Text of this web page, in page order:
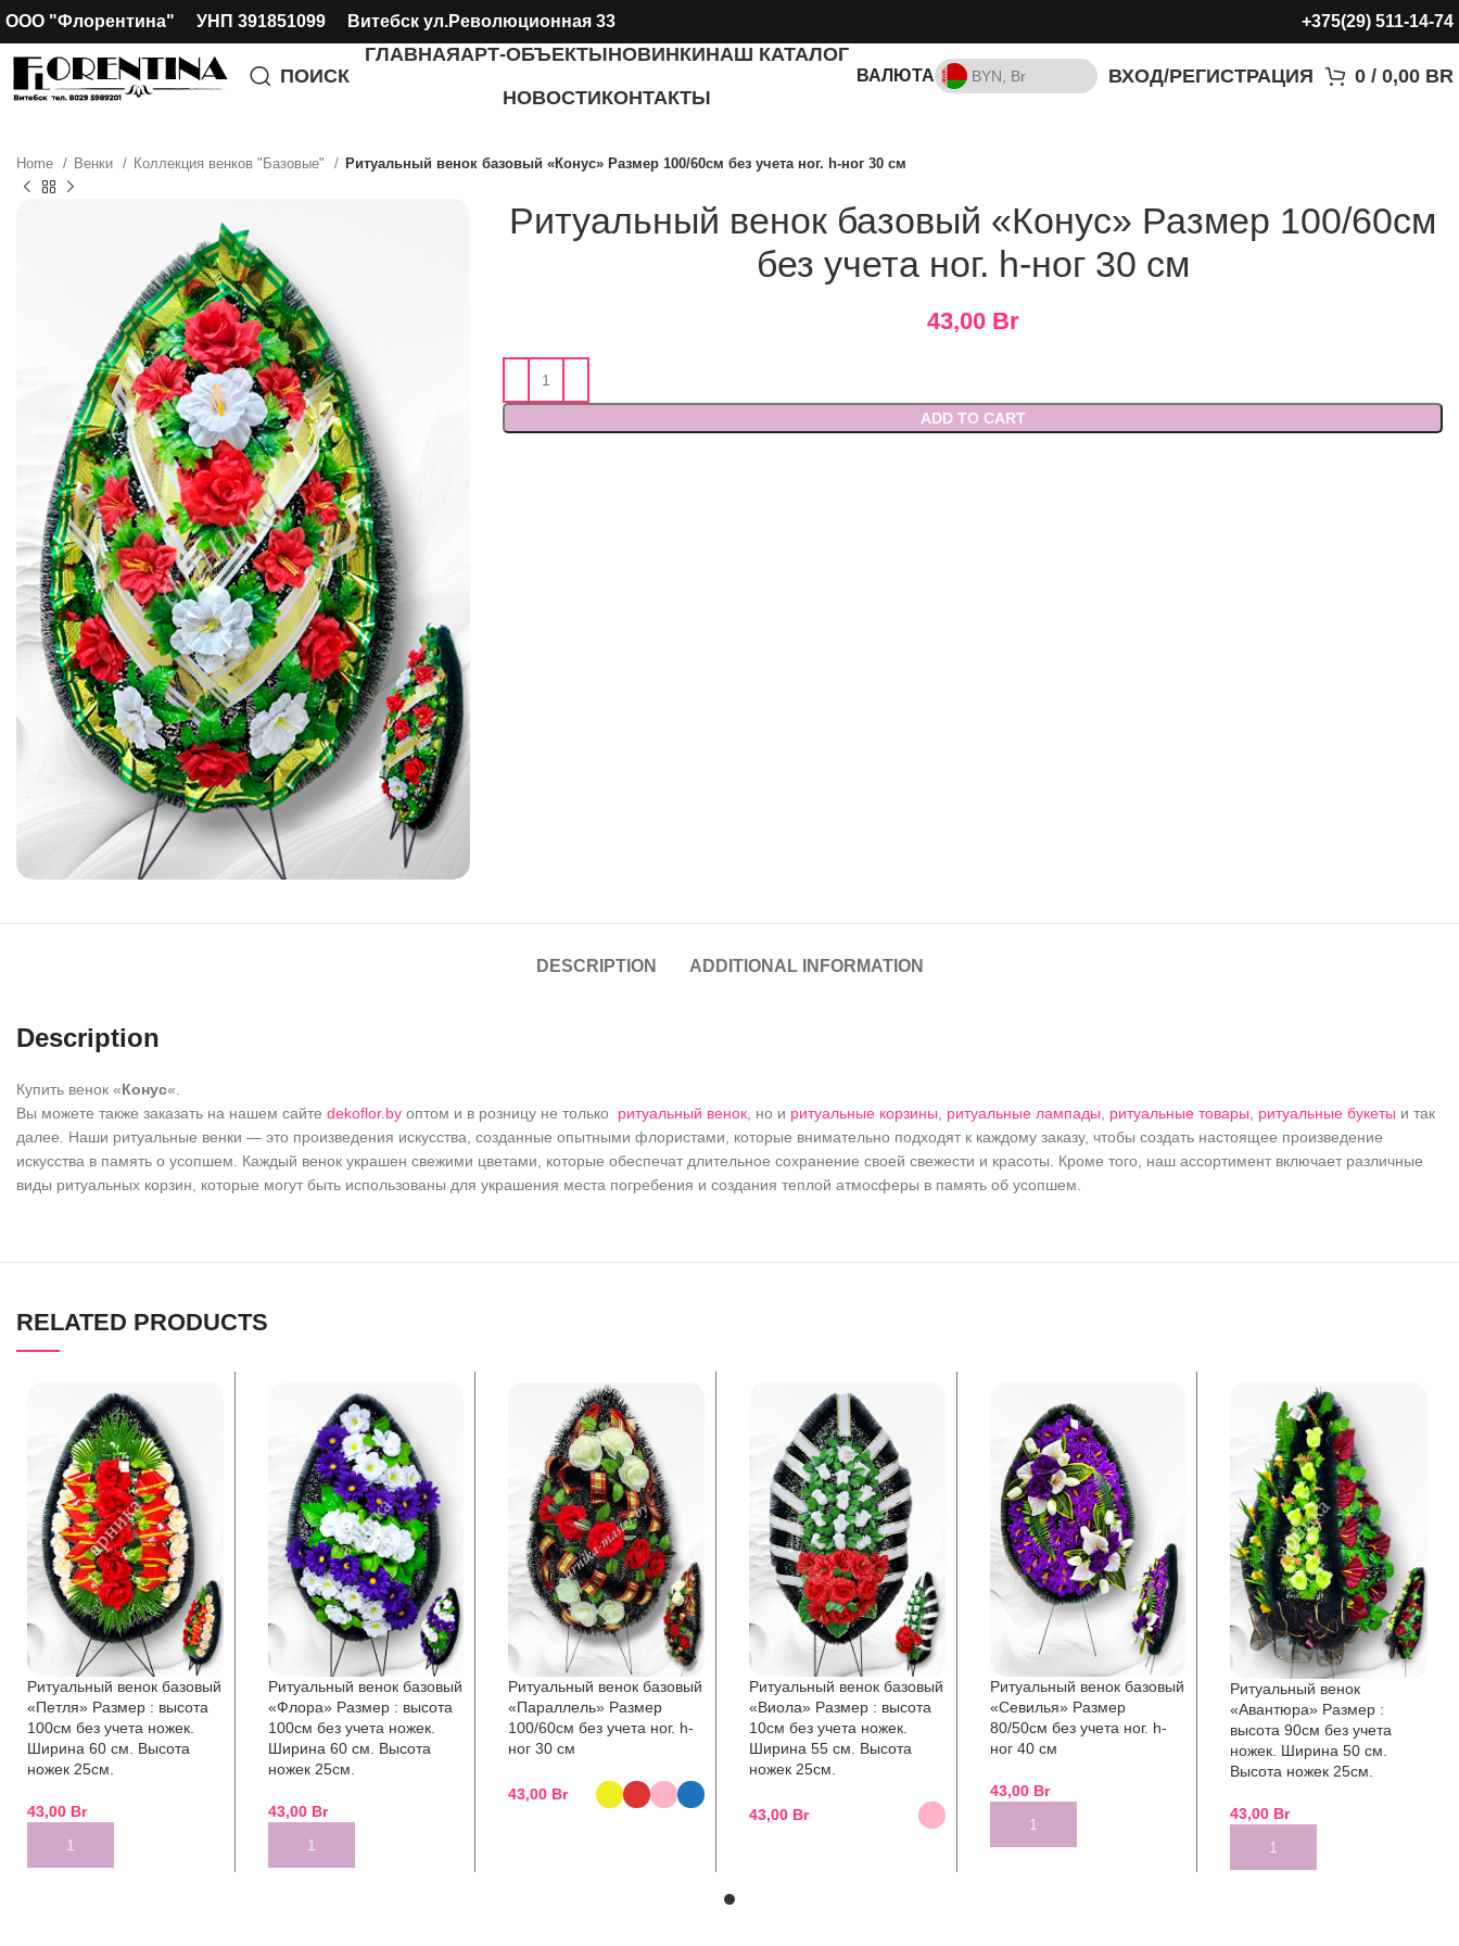
ООО "Флорентина" УНП 391851099 Витебск ул.Революционная 33 +375(29) 511-14-74
ПОИСК
ГЛАВНАЯАРТ-ОБЪЕКТЫНОВИНКИНАШ КАТАЛОГ
НОВОСТИКОНТАКТЫ
ВАЛЮТА BYN, Br
BYN, Br ВХОД/РЕГИСТРАЦИЯ 0 / 0,00 BR
Home Венки Коллекция венков "Базовые" Ритуальный венок базовый «Конус» Размер 100/60см без учета ног. h-ног 30 см
Ритуальный венок базовый «Конус» Размер 100/60см
без учета ног. h-ног 30 см
43,00 Br
ADD TO CART
DESCRIPTION ADDITIONAL INFORMATION
Description
Купить венок «Конус«.
Вы можете также заказать на нашем сайте dekoflor.by оптом и в розницу не только ритуальный венок , но и ритуальные корзины ритуальные лампады ритуальные товары ритуальные букеты и так
далее. Наши ритуальные венки — это произведения искусства, созданные опытными флористами, которые внимательно подходят к каждому заказу, чтобы создать настоящее произведение
искусства в память о усопшем. Каждый венок украшен свежими цветами, которые обеспечат длительное сохранение своей свежести и красоты. Кроме того, наш ассортимент включает различные
виды ритуальных корзин, которые могут быть использованы для украшения места погребения и создания теплой атмосферы в память об усопшем.
RELATED PRODUCTS
Ритуальный венок базовый
«Петля» Размер : высота
100см без учета ножек.
Ширина 60 см. Высота
ножек 25см.
43,00 Br
ADD TO CART
Ритуальный венок базовый
«Флора» Размер : высота
100см без учета ножек.
Ширина 60 см. Высота
ножек 25см.
43,00 Br
ADD TO CART
Ритуальный венок базовый
«Параллель» Размер
100/60см без учета ног. h-
ног 30 см
43,00 Br
Ритуальный венок базовый
«Виола» Размер : высота
10см без учета ножек.
Ширина 55 см. Высота
ножек 25см.
43,00 Br
Ритуальный венок базовый
«Севилья» Размер
80/50см без учета ног. h-
ног 40 см
43,00 Br
ADD TO CART
Ритуальный венок
«Авантюра» Размер :
высота 90см без учета
ножек. Ширина 50 см.
Высота ножек 25см.
43,00 Br
ADD TO CART